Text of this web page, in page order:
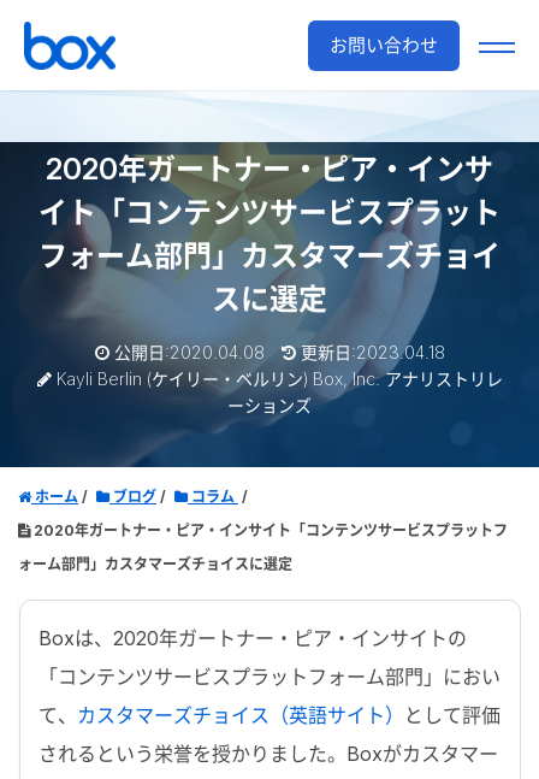
お問い合わせ
2020年ガートナー・ピア・インサ
イト「コンテンツサービスプラット
フォーム部門」カスタマーズチョイ
スに選定
公開日:2020.04.08
更新日:2023.04.18
Kayli Berlin (ケイリー・ベルリン) Box, Inc. アナリストリレ
ーションズ
ホーム ブログ
コラム
2020年ガートナー・ピア・インサイト「コンテンツサービスプラットフ
ォーム部門」カスタマーズチョイスに選定
Boxは、2020年ガートナー・ピア・インサイトの
「コンテンツサービスプラットフォーム部門」におい
て、 カスタマーズチョイス（英語サイト）
として評価
されるという栄誉を授かりました。Boxがカスタマー